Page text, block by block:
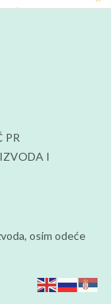
PR
I
osim odeće